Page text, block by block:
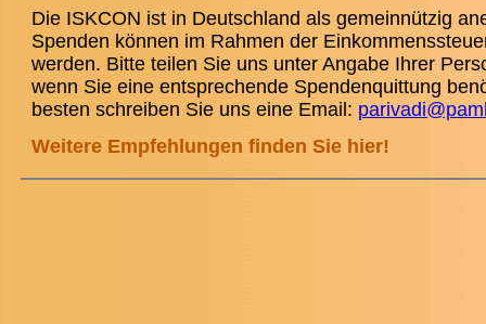
Die ISKCON ist in Deutschland als gemeinnützig
Spenden können im Rahmen der
werden. Bitte teilen Sie uns unter Angabe Ihrer
wenn Sie eine entsprechende Spendenquittung
besten schreiben Sie uns eine Email:
Weitere Empfehlungen finden Sie hier!